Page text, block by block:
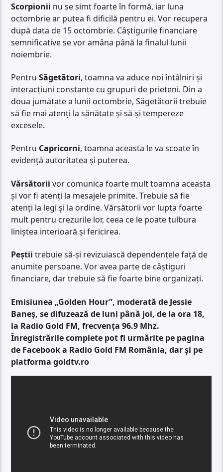
Scorpionii nu se simt foarte în formă, iar luna
octombrie ar putea fi dificilă pentru ei. Vor recupera
după data de 15 octombrie. Câștigurile financiare
semnificative se vor amâna până la finalul lunii
noiembrie.
PentruSăgetători, toamna va aduce noi întâlniri și
interacțiuni constante cu grupuri de prieteni. Din a
doua jumătate a lunii octombrie, Săgetătorii trebuie
să fie mai atenți la sănătate și să-și tempereze
excesele.
Pentru Capricorni, toamna aceasta le va scoate în
evidență autoritatea și puterea.
Vărsătorii vor comunica foarte mult toamna aceasta
și vor fi atenți la mesajele primite. Trebuie să fie
atenți la legi și la ordine. Vărsătorii vor lupta foarte
mult pentru crezurile lor, ceea ce le poate tulbura
liniștea interioară și fericirea.
Peștii trebuie să-și revizuiască dependențele față de
anumite persoane. Vor avea parte de câștiguri
financiare, dar trebuie să fie foarte bine organizați.
Emisiunea „Golden Hour”, moderată de Jessie
Baneș, se difuzează de luni până joi, de la ora 18,
la Radio Gold FM, frecvența 96.9 Mhz.
Înregistrările complete pot fi urmărite pe pagina
de Facebook a Radio Gold FM România, dar și pe
platforma goldtv.ro